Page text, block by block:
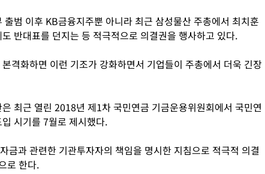
출범 이후 KB금융지주뿐 아니라 최근 삼성물산 주총에서 최치훈
반대표를 던지는 등 적극적으로 의결권을 행사하고 있다.
격화하면 이런 기조가 강화하면서 기업들이 주총에서 더욱 긴장
최근 열린 2018년 제1차 국민연금 기금운용위원회에서 국민연
시기를 7월로 제시했다.
금과 관련한 기관투자자의 책임을 명시한 지침으로 적극적 의결
로 한다.